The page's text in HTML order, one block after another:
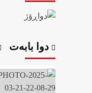
دوا بابەت